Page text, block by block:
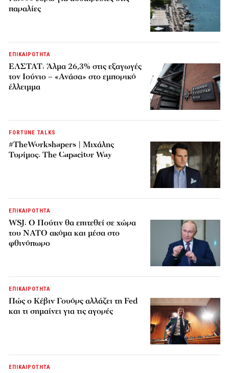
παραλίες
ΕΠΙΚΑΙΡΟΤΗΤΑ
ΕΛΣΤΑΤ: Άλμα 26,3% στις εξαγωγές
τον Ιούνιο – «Ανάσα» στο εμπορικό
έλλειμμα
FORTUNE TALKS
#TheWorkshapers | Μιχάλης
Τυρίμος: The Capacitor Way
ΕΠΙΚΑΙΡΟΤΗΤΑ
WSJ: Ο Πούτιν θα επιτεθεί σε χώρα
του ΝΑΤΟ ακόμα και μέσα στο
φθινόπωρο
ΕΠΙΚΑΙΡΟΤΗΤΑ
Πώς ο Κέβιν Γουόρς αλλάζει τη Fed
και τι σημαίνει για τις αγορές
ΕΠΙΚΑΙΡΟΤΗΤΑ